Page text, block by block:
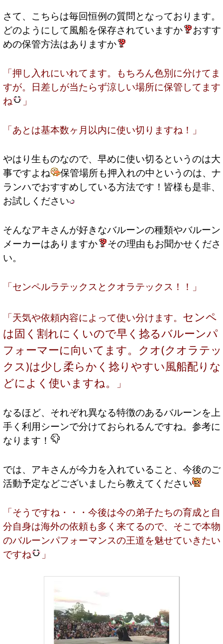
さて、こちらは毎回恒例の質問となっております。
どのようにして風船を保存されていますか
おすす
めの保管方法はありますか
「押し入れにいれてます。もちろん色別に分けてま
すが。日差しが当たらず涼しい場所に保管してます
ね
」
「あとは基本数ヶ月以内に使い切りますね！」
やはり生ものなので、早めに使い切るというのは大
事ですよね
保管場所も押入れの中というのは、ナ
ランハでおすすめしている方法です！皆様も是非、
お試しください
そんなアキさんが好きなバルーンの種類やバルーン
メーカーはありますか
その理由もお聞かせくださ
い。
「センペルラテックスとクオラテックス！！」
「天気や依頼内容によって使い分けます。 センペ
は固く割れにくいので早く捻るバルーンパ
フォーマーに向いてます。 クオ(クオラテッ
クス)は少し柔らかく捻りやすい風船配りな
どによく使いますね。
」
なるほど、それぞれ異なる特徴のあるバルーンを上
手く利用シーンで分けておられるんですね。参考に
なります！
では、アキさんが今力を入れていること、今後のご
活動予定などございましたら教えてください
「そうですね・・・今後は今の弟子たちの育成と自
分自身は海外の依頼も多く来てるので、そこで本物
のバルーンパフォーマンスの王道を魅せていきたい
ですね
」